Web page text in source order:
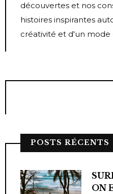
découvertes et nos
histoires inspirantes
créativité et d'un
POSTS RÉCENTS
ON